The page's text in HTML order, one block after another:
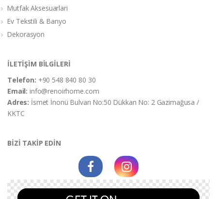
Mutfak Aksesuarları
Ev Tekstili & Banyo
Dekorasyon
İLETİŞİM BİLGİLERİ
Telefon: +90 548 840 80 30
Email:info@renoirhome.com
Adres: İsmet İnonü Bulvarı No:50 Dükkan No: 2 Gazimağusa /
KKTC
BİZİ TAKİP EDİN